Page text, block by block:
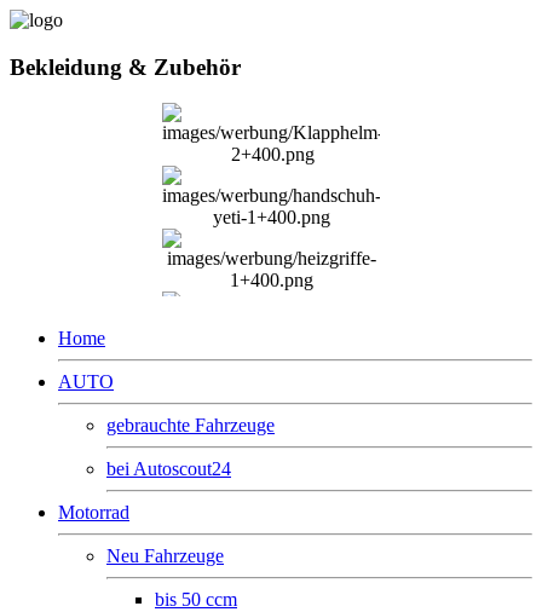
Bekleidung & Zubehör
Home
AUTO
gebrauchte Fahrzeuge
bei Autoscout24
Motorrad
Neu Fahrzeuge
bis 50 ccm